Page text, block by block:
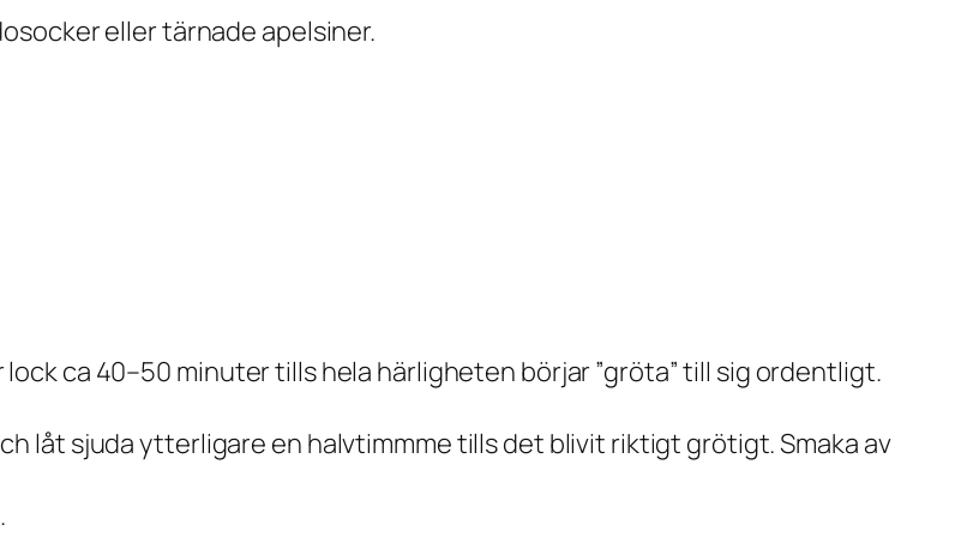
eller tärnade apelsiner.
ca 40–50 minuter tills hela härligheten börjar ”gröta” till sig ordentligt.
låt sjuda ytterligare en halvtimmme tills det blivit riktigt grötigt. Smaka av